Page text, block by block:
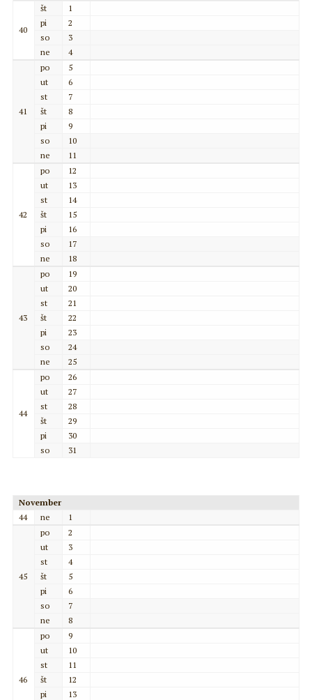
40
št
1
pi
2
so
3
ne
4
41
po
5
ut
6
st
7
št
8
pi
9
so
10
ne
11
42
po
12
ut
13
st
14
št
15
pi
16
so
17
ne
18
43
po
19
ut
20
st
21
št
22
pi
23
so
24
ne
25
44
po
26
ut
27
st
28
št
29
pi
30
so
31
November
44
ne 1
45
po
2
ut
3
st
4
št
5
pi
6
so
7
ne
8
46
po
9
ut
10
st
11
št
12
pi
13